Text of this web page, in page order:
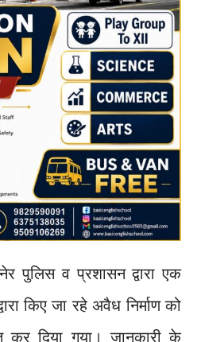
पुलिस व प्रशासन द्वारा एक
किए जा रहे अवैध निर्माण को
दिया गया। जानकारी के